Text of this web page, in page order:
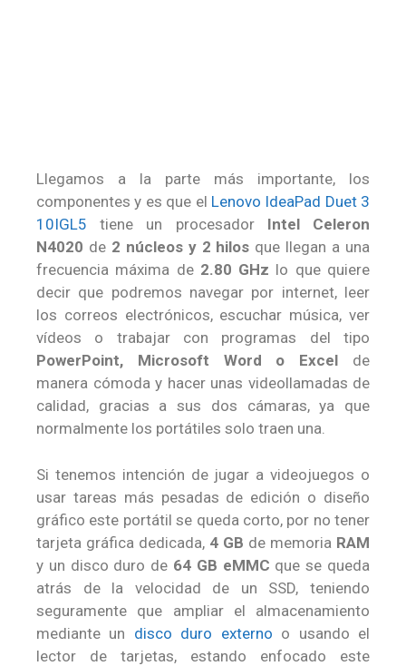
Llegamos a la parte más importante, los
componentes y es que el Lenovo IdeaPad Duet 3
10IGL5 tiene un procesador Intel Celeron
N4020 de 2 núcleos y 2 hilos que llegan a una
frecuencia máxima de 2.80 GHz lo que quiere
decir que podremos navegar por internet, leer
los correos electrónicos, escuchar música, ver
vídeos o trabajar con programas del tipo
PowerPoint, Microsoft Word o Excel de
manera cómoda y hacer unas videollamadas de
calidad, gracias a sus dos cámaras, ya que
normalmente los portátiles solo traen una.
Si tenemos intención de jugar a videojuegos o
usar tareas más pesadas de edición o diseño
gráfico este portátil se queda corto, por no tener
tarjeta gráfica dedicada, 4 GB de memoria RAM
y un disco duro de 64 GB eMMC que se queda
atrás de la velocidad de un SSD, teniendo
seguramente que ampliar el almacenamiento
mediante un disco duro externo o usando el
lector de tarjetas, estando enfocado este